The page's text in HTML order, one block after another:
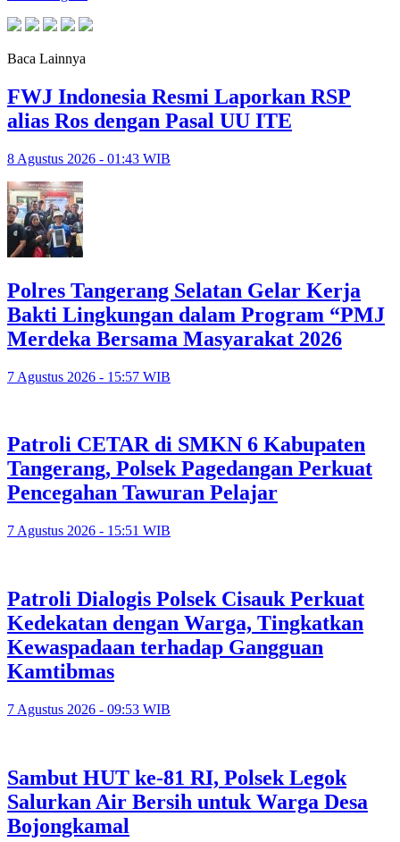
Baca Lainnya
FWJ Indonesia Resmi Laporkan RSP
alias Ros dengan Pasal UU ITE
8 Agustus 2026 - 01:43 WIB
Polres Tangerang Selatan Gelar Kerja
Bakti Lingkungan dalam Program “PMJ
Merdeka Bersama Masyarakat 2026
7 Agustus 2026 - 15:57 WIB
Patroli CETAR di SMKN 6 Kabupaten
Tangerang, Polsek Pagedangan Perkuat
Pencegahan Tawuran Pelajar
7 Agustus 2026 - 15:51 WIB
Patroli Dialogis Polsek Cisauk Perkuat
Kedekatan dengan Warga, Tingkatkan
Kewaspadaan terhadap Gangguan
Kamtibmas
7 Agustus 2026 - 09:53 WIB
Sambut HUT ke-81 RI, Polsek Legok
Salurkan Air Bersih untuk Warga Desa
Bojongkamal